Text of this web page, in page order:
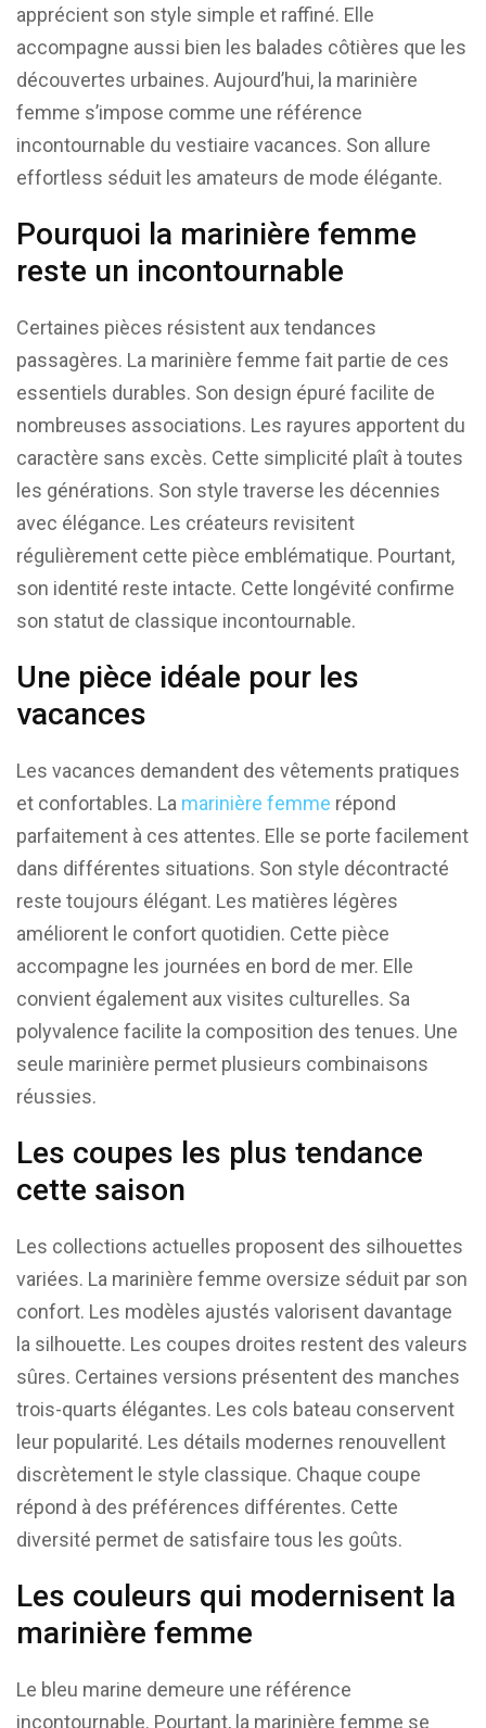
apprécient son style simple et raffiné. Elle
accompagne aussi bien les balades côtières que les
découvertes urbaines. Aujourd’hui, la marinière
femme s’impose comme une référence
incontournable du vestiaire vacances. Son allure
effortless séduit les amateurs de mode élégante.
Pourquoi la marinière femme
reste un incontournable
Certaines pièces résistent aux tendances
passagères. La marinière femme fait partie de ces
essentiels durables. Son design épuré facilite de
nombreuses associations. Les rayures apportent du
caractère sans excès. Cette simplicité plaît à toutes
les générations. Son style traverse les décennies
avec élégance. Les créateurs revisitent
régulièrement cette pièce emblématique. Pourtant,
son identité reste intacte. Cette longévité confirme
son statut de classique incontournable.
Une pièce idéale pour les
vacances
Les vacances demandent des vêtements pratiques
et confortables. La marinière femme répond
parfaitement à ces attentes. Elle se porte facilement
dans différentes situations. Son style décontracté
reste toujours élégant. Les matières légères
améliorent le confort quotidien. Cette pièce
accompagne les journées en bord de mer. Elle
convient également aux visites culturelles. Sa
polyvalence facilite la composition des tenues. Une
seule marinière permet plusieurs combinaisons
réussies.
Les coupes les plus tendance
cette saison
Les collections actuelles proposent des silhouettes
variées. La marinière femme oversize séduit par son
confort. Les modèles ajustés valorisent davantage
la silhouette. Les coupes droites restent des valeurs
sûres. Certaines versions présentent des manches
trois-quarts élégantes. Les cols bateau conservent
leur popularité. Les détails modernes renouvellent
discrètement le style classique. Chaque coupe
répond à des préférences différentes. Cette
diversité permet de satisfaire tous les goûts.
Les couleurs qui modernisent la
marinière femme
Le bleu marine demeure une référence
incontournable. Pourtant, la marinière femme se